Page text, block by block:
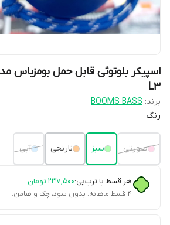
L3
برند: BOOMS BASS
رنگ
صورتی سبز نارنجی آبی
هر قسط با ترب‌پی:۲۳۷٬۵۰۰ تومان
۴ قسط ماهانه. بدون سود، چک و ضامن.